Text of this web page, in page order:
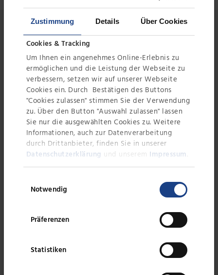
Zustimmung Details Über Cookies
Cookies & Tracking
Um Ihnen ein angenehmes Online-Erlebnis zu
ermöglichen und die Leistung der Webseite zu
verbessern, setzen wir auf unserer Webseite
Cookies ein. Durch Bestätigen des Buttons
"Cookies zulassen" stimmen Sie der Verwendung
zu. Über den Button "Auswahl zulassen" lassen
Sie nur die ausgewählten Cookies zu. Weitere
Informationen, auch zur Datenverarbeitung
durch Drittanbieter, finden Sie in unserer
Datenschutzerklärung und unserem Impressum
Notwendig
Präferenzen
Statistiken
Erklärer
Fachwissen in der
Aufbereitung von Flüssigkeiten
Filterpressen
Dekanterzentrifuge